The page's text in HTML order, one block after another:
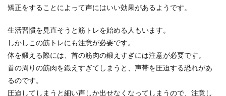
矯正をすることによって声にはいい効果があるようです。
生活習慣を見直そうと筋トレを始める人もいます。
しかしこの筋トレにも注意が必要です。
体を鍛える際には、首の筋肉の鍛えすぎには注意が必要です。
首の周りの筋肉を鍛えすぎてしまうと、声帯を圧迫する恐れがあ
るのです。
圧迫してしまうと細い声しか出せなくなってしまうので、注意し